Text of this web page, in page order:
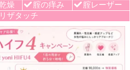
燥
腟の痒み
腟レーザー
ザタッチ